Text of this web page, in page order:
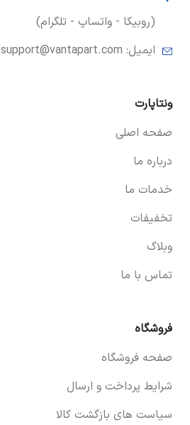
(روبیکا - واتساپ - تلگرام)
ایمیل: support@vantapart.com
ونتاپارت
صفحه اصلی
درباره ما
خدمات ما
تخفیفات
وبلاگ
تماس با ما
فروشگاه
صفحه فروشگاه
شرایط پرداخت و ارسال
سیاست های بازگشت کالا